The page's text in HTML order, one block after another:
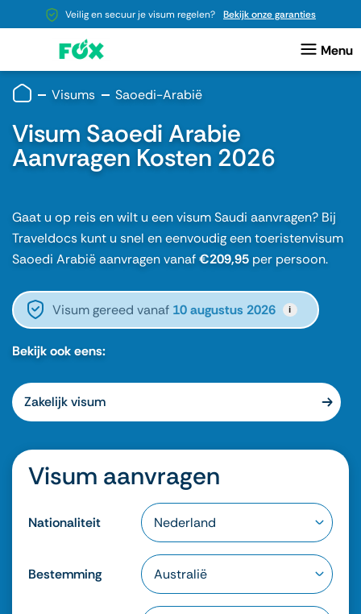
Veilig en secuur je visum regelen? Bekijk onze garanties
Visums Saoedi-Arabië
Visum Saoedi Arabie
Aanvragen Kosten 2026
Gaat u op reis en wilt u een visum Saudi aanvragen? Bij
Traveldocs kunt u snel en eenvoudig een toeristenvisum
Saoedi Arabië aanvragen vanaf€209,95 per persoon.
Visum gereed vanaf 10 augustus 2026 i
Bekijk ook eens:
Zakelijk visum
Visum aanvragen
Nationaliteit
Bestemming